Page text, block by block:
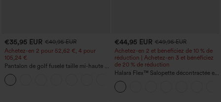
€35,95 EUR €40,95 EUR
Achetez-en 2 pour 52,62 €, 4 pour
105,24 €
Pantalon de golf fuselé taille mi-haute à
cordon, ourlet incurvé, séchage rapide,
avec poches — UPF40+
€44,95 EUR €49,95 EUR
Achetez-en 2 et bénéficiez de 10 % de
réduction | Achetez-en 3 et bénéficiez
de 20 % de réduction
Halara Flex™ Salopette décontractée en
denim lavé à encolure en V avec poche